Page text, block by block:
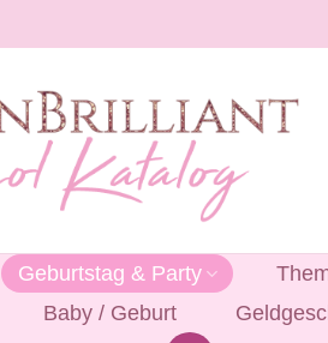
Geburtstag & Party
Baby / Geburt